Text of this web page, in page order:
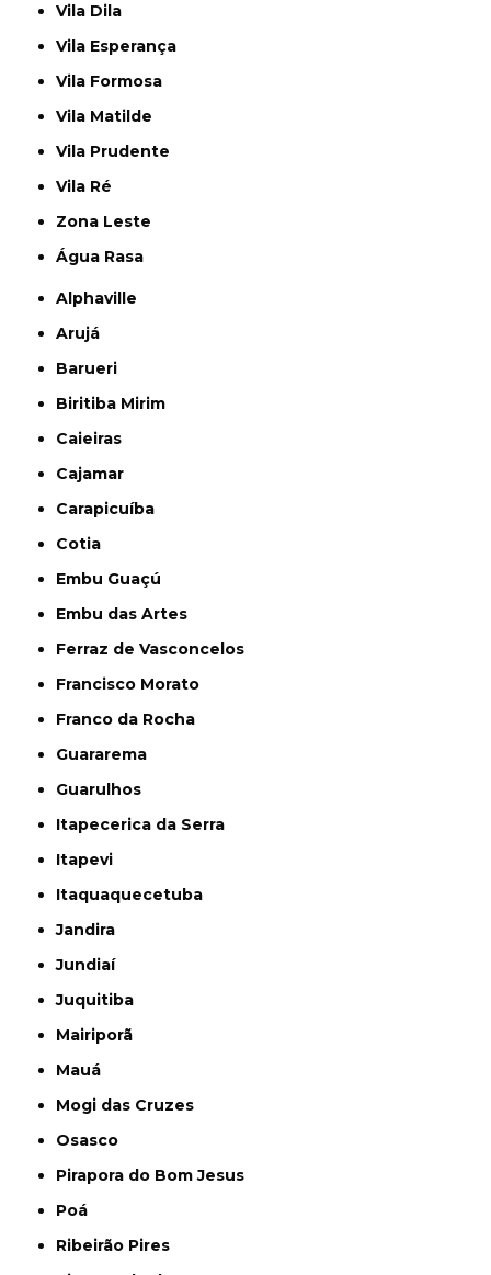
Vila Dila
Vila Esperança
Vila Formosa
Vila Matilde
Vila Prudente
Vila Ré
Zona Leste
Água Rasa
Alphaville
Arujá
Barueri
Biritiba Mirim
Caieiras
Cajamar
Carapicuíba
Cotia
Embu Guaçú
Embu das Artes
Ferraz de Vasconcelos
Francisco Morato
Franco da Rocha
Guararema
Guarulhos
Itapecerica da Serra
Itapevi
Itaquaquecetuba
Jandira
Jundiaí
Juquitiba
Mairiporã
Mauá
Mogi das Cruzes
Osasco
Pirapora do Bom Jesus
Poá
Ribeirão Pires